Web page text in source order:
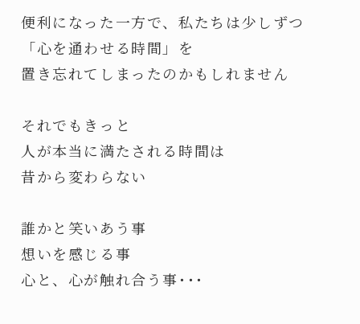
便利になった一方で、私たちは少しずつ
「心を通わせる時間」を
置き忘れてしまったのかもしれません
それでもきっと
人が本当に満たされる時間は
昔から変わらない
誰かと笑いあう事
想いを感じる事
心と、心が触れ合う事･･･